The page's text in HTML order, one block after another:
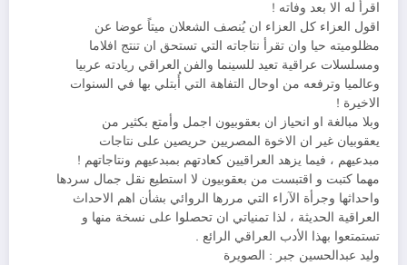
اقرأ له الا بعد وفاته !
اقول العزاء كل العزاء ان يُنصف الشعلان ميتاً عوضا عن
مظلوميته حيا وان تقرأ نتاجاته التي تستحق ان تنتج افلاما
ومسلسلات عراقية تعيد للسينما والفن العراقي ريادته عربيا
وعالميا وترفعه من اوحال التفاهة التي أُبتلي بها في السنوات
الاخيرة !
وبلا مبالغة او انحياز ان بعقوبيون اجمل وأمتع بكثير من
يعقوبيان غير ان الاخوة المصريين حريصين على نتاجات
مبدعيهم ، فيما يزهد العراقيين كعادتهم بمبدعيهم ونتاجاتهم !
مهما كتبت و اقتبست من بعقوبيون لا استطيع نقل جمال سردها
واحداثها وجرأة الآراء التي مررها الروائي بشأن اهم الاحداث
العراقية الحديثة ، لذا تمنياتي ان تحصلوا على نسخة منها و
تستمتعوا بهذا الأدب العراقي الرائع .
وليد عبدالحسين جبر : الصويرة